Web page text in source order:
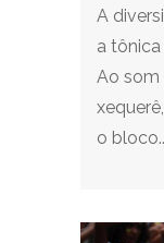
A
a
Ao som
o